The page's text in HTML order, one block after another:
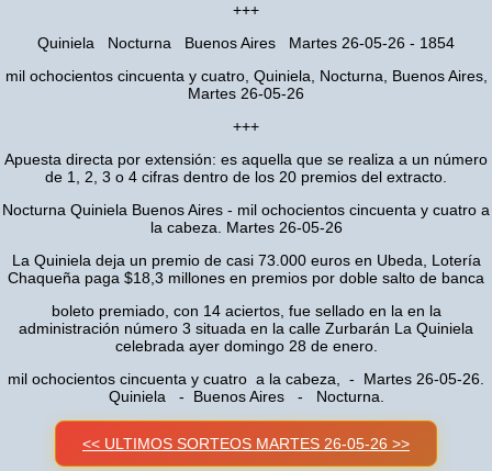
+++
Quiniela Nocturna Buenos Aires Martes 26-05-26 - 1854
mil ochocientos cincuenta y cuatro, Quiniela, Nocturna, Buenos Aires,
Martes 26-05-26
+++
Apuesta directa por extensión: es aquella que se realiza a un número
de 1, 2, 3 o 4 cifras dentro de los 20 premios del extracto.
Nocturna Quiniela Buenos Aires - mil ochocientos cincuenta y cuatro a
la cabeza. Martes 26-05-26
La Quiniela deja un premio de casi 73.000 euros en Ubeda, Lotería
Chaqueña paga $18,3 millones en premios por doble salto de banca
boleto premiado, con 14 aciertos, fue sellado en la en la
administración número 3 situada en la calle Zurbarán La Quiniela
celebrada ayer domingo 28 de enero.
mil ochocientos cincuenta y cuatro a la cabeza, - Martes 26-05-26.
Quiniela - Buenos Aires - Nocturna.
<< ULTIMOS SORTEOS MARTES 26-05-26 >>